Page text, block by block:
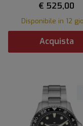
€ 525,00
Disponibile in 12
Acquista